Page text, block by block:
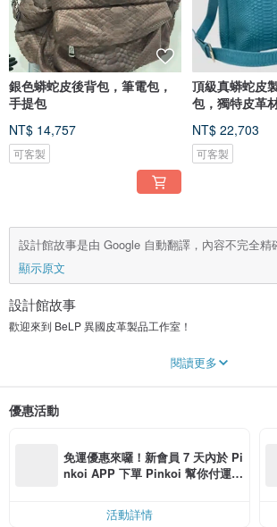
銀色蟒蛇皮後背包，筆電包，
手提包
NT$ 14,757
可客製
頂級真蟒蛇皮
包，獨特皮革
NT$ 22,703
可客製
設計館故事是由 Google 自動翻譯，內容不完全精
顯示原文
設計館故事
歡迎來到 BeLP 異國皮革製品工作室！
在 BeLP，我們專注於製作精緻的皮革製品，體現奢華、
件產品均經過精心手工製作，對細節充滿熱情，確保每
我們的理念：
優質材料和配件。當您選擇 BeLP 時，您就選擇了經得
閱讀更多
優惠活動
免運優惠來囉！新會員 7 天內於 Pi
nkoi APP 下單 Pinkoi 幫你付運
活動詳情